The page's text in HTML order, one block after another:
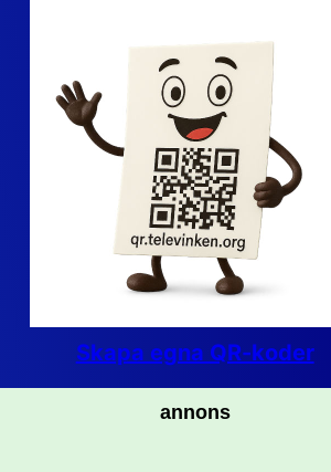
Skapa egna QR-koder
annons